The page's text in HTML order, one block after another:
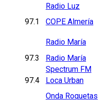
Radio Luz
97.1
COPE Almería
Radio María
97.3
Radio María
Spectrum FM
97.4
Loca Urban
Onda Roquetas